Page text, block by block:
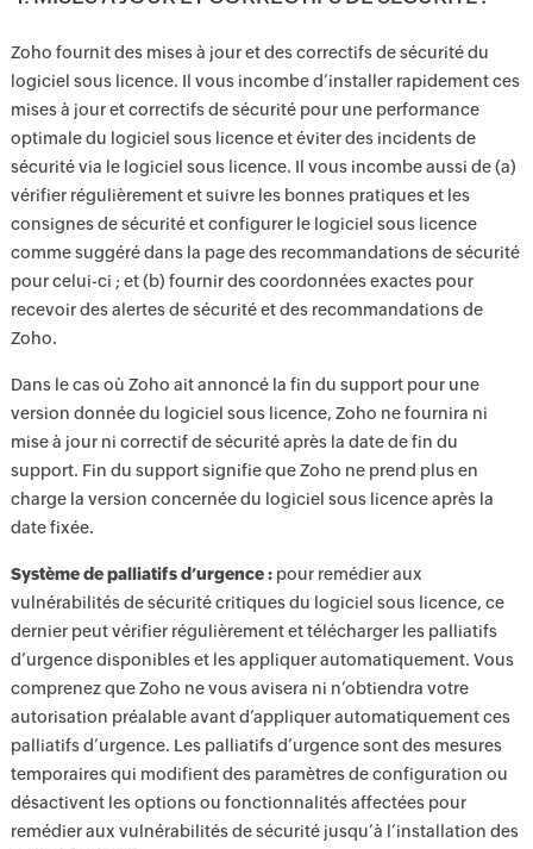
Zoho fournit des mises à jour et des correctifs de sécurité du
logiciel sous licence. Il vous incombe d’installer rapidement ces
mises à jour et correctifs de sécurité pour une performance
optimale du logiciel sous licence et éviter des incidents de
sécurité via le logiciel sous licence. Il vous incombe aussi de (a)
vérifier régulièrement et suivre les bonnes pratiques et les
consignes de sécurité et configurer le logiciel sous licence
comme suggéré dans la page des recommandations de sécurité
pour celui-ci ; et (b) fournir des coordonnées exactes pour
recevoir des alertes de sécurité et des recommandations de
Zoho.
Dans le cas où Zoho ait annoncé la fin du support pour une
version donnée du logiciel sous licence, Zoho ne fournira ni
mise à jour ni correctif de sécurité après la date de fin du
support. Fin du support signifie que Zoho ne prend plus en
charge la version concernée du logiciel sous licence après la
date fixée.
Système de palliatifs d’urgence : pour remédier aux
vulnérabilités de sécurité critiques du logiciel sous licence, ce
dernier peut vérifier régulièrement et télécharger les palliatifs
d’urgence disponibles et les appliquer automatiquement. Vous
comprenez que Zoho ne vous avisera ni n’obtiendra votre
autorisation préalable avant d’appliquer automatiquement ces
palliatifs d’urgence. Les palliatifs d’urgence sont des mesures
temporaires qui modifient des paramètres de configuration ou
désactivent les options ou fonctionnalités affectées pour
remédier aux vulnérabilités de sécurité jusqu’à l’installation des